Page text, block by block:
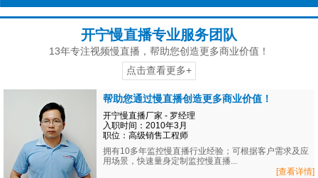
开宁慢直播专业服务团队
13年专注视频慢直播，帮助您创造更多商业价值！
点击查看更多+
帮助您通过慢直播创造更多商业价值！
开宁慢直播厂家 - 罗经理
入职时间：2010年3月
职位：高级销售工程师
拥有10多年监控慢直播行业经验；可根据客户需求及应
用场景，快速量身定制监控慢直播...
[查看详情]